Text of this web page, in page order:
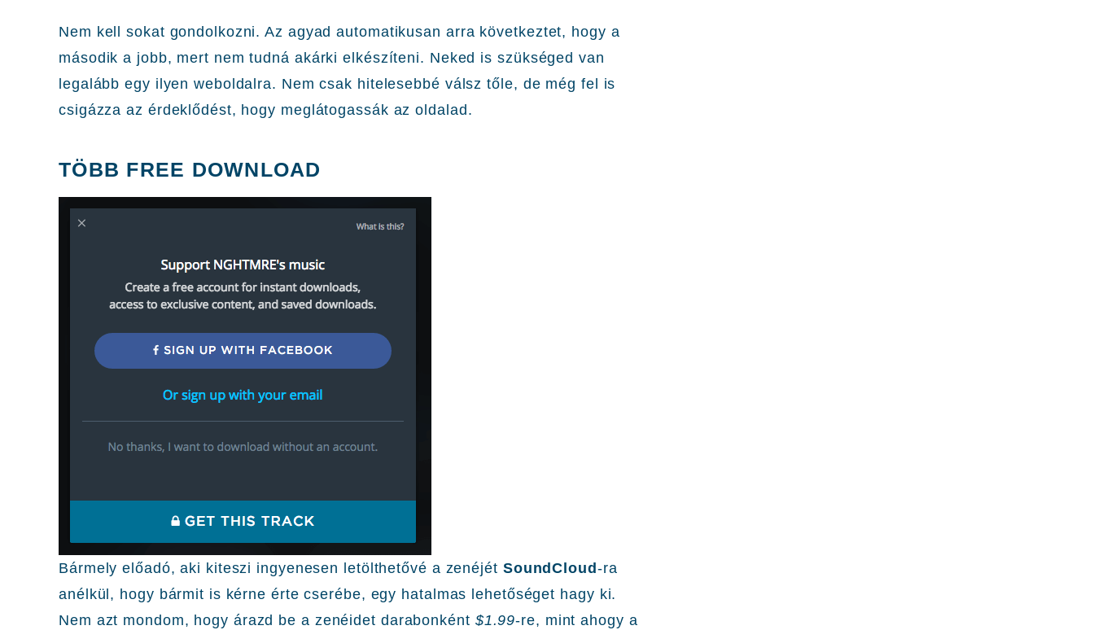
Nem kell sokat gondolkozni. Az agyad automatikusan arra következtet, hogy a
második a jobb, mert nem tudná akárki elkészíteni. Neked is szükséged van
legalább egy ilyen weboldalra. Nem csak hitelesebbé válsz tőle, de még fel is
csigázza az érdeklődést, hogy meglátogassák az oldalad.
TÖBB FREE DOWNLOAD
Bármely előadó, aki kiteszi ingyenesen letölthetővé a zenéjét SoundCloud-ra
anélkül, hogy bármit is kérne érte cserébe, egy hatalmas lehetőséget hagy ki.
Nem azt mondom, hogy árazd be a zenéidet darabonként $1.99-re, mint ahogy a